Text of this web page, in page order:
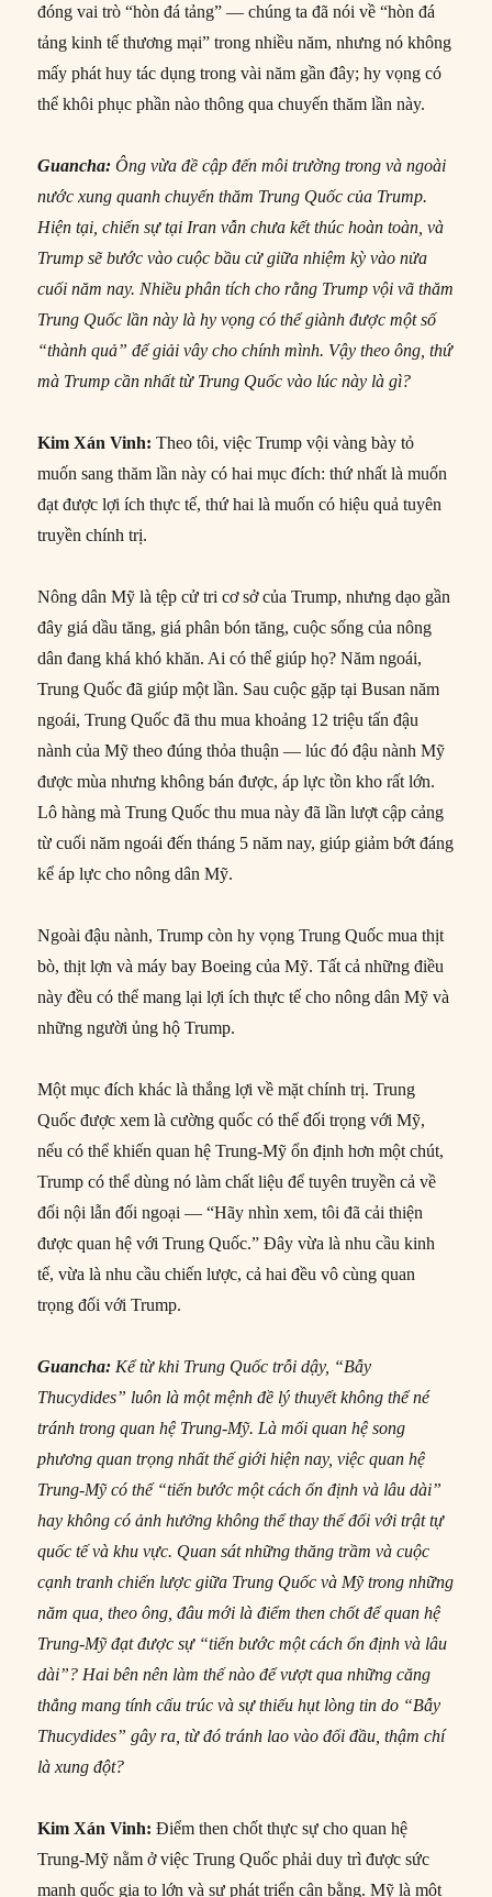
đóng vai trò “hòn đá tảng” — chúng ta đã nói về “hòn đá
tảng kinh tế thương mại” trong nhiều năm, nhưng nó không
mấy phát huy tác dụng trong vài năm gần đây; hy vọng có
thể khôi phục phần nào thông qua chuyến thăm lần này.
Guancha: Ông vừa đề cập đến môi trường trong và ngoài
nước xung quanh chuyến thăm Trung Quốc của Trump.
Hiện tại, chiến sự tại Iran vẫn chưa kết thúc hoàn toàn, và
Trump sẽ bước vào cuộc bầu cử giữa nhiệm kỳ vào nửa
cuối năm nay. Nhiều phân tích cho rằng Trump vội vã thăm
Trung Quốc lần này là hy vọng có thể giành được một số
“thành quả” để giải vây cho chính mình. Vậy theo ông, thứ
mà Trump cần nhất từ Trung Quốc vào lúc này là gì?
Kim Xán Vinh: Theo tôi, việc Trump vội vàng bày tỏ
muốn sang thăm lần này có hai mục đích: thứ nhất là muốn
đạt được lợi ích thực tế, thứ hai là muốn có hiệu quả tuyên
truyền chính trị.
Nông dân Mỹ là tệp cử tri cơ sở của Trump, nhưng dạo gần
đây giá dầu tăng, giá phân bón tăng, cuộc sống của nông
dân đang khá khó khăn. Ai có thể giúp họ? Năm ngoái,
Trung Quốc đã giúp một lần. Sau cuộc gặp tại Busan năm
ngoái, Trung Quốc đã thu mua khoảng 12 triệu tấn đậu
nành của Mỹ theo đúng thỏa thuận — lúc đó đậu nành Mỹ
được mùa nhưng không bán được, áp lực tồn kho rất lớn.
Lô hàng mà Trung Quốc thu mua này đã lần lượt cập cảng
từ cuối năm ngoái đến tháng 5 năm nay, giúp giảm bớt đáng
kể áp lực cho nông dân Mỹ.
Ngoài đậu nành, Trump còn hy vọng Trung Quốc mua thịt
bò, thịt lợn và máy bay Boeing của Mỹ. Tất cả những điều
này đều có thể mang lại lợi ích thực tế cho nông dân Mỹ và
những người ủng hộ Trump.
Một mục đích khác là thắng lợi về mặt chính trị. Trung
Quốc được xem là cường quốc có thể đối trọng với Mỹ,
nếu có thể khiến quan hệ Trung-Mỹ ổn định hơn một chút,
Trump có thể dùng nó làm chất liệu để tuyên truyền cả về
đối nội lẫn đối ngoại — “Hãy nhìn xem, tôi đã cải thiện
được quan hệ với Trung Quốc.” Đây vừa là nhu cầu kinh
tế, vừa là nhu cầu chiến lược, cả hai đều vô cùng quan
trọng đối với Trump.
Guancha: Kể từ khi Trung Quốc trỗi dậy, “Bẫy
Thucydides” luôn là một mệnh đề lý thuyết không thể né
tránh trong quan hệ Trung-Mỹ. Là mối quan hệ song
phương quan trọng nhất thế giới hiện nay, việc quan hệ
Trung-Mỹ có thể “tiến bước một cách ổn định và lâu dài”
hay không có ảnh hưởng không thể thay thế đối với trật tự
quốc tế và khu vực. Quan sát những thăng trầm và cuộc
cạnh tranh chiến lược giữa Trung Quốc và Mỹ trong những
năm qua, theo ông, đâu mới là điểm then chốt để quan hệ
Trung-Mỹ đạt được sự “tiến bước một cách ổn định và lâu
dài”? Hai bên nên làm thế nào để vượt qua những căng
thẳng mang tính cấu trúc và sự thiếu hụt lòng tin do “Bẫy
Thucydides” gây ra, từ đó tránh lao vào đối đầu, thậm chí
là xung đột?
Kim Xán Vinh: Điểm then chốt thực sự cho quan hệ
Trung-Mỹ nằm ở việc Trung Quốc phải duy trì được sức
mạnh quốc gia to lớn và sự phát triển cân bằng. Mỹ là một